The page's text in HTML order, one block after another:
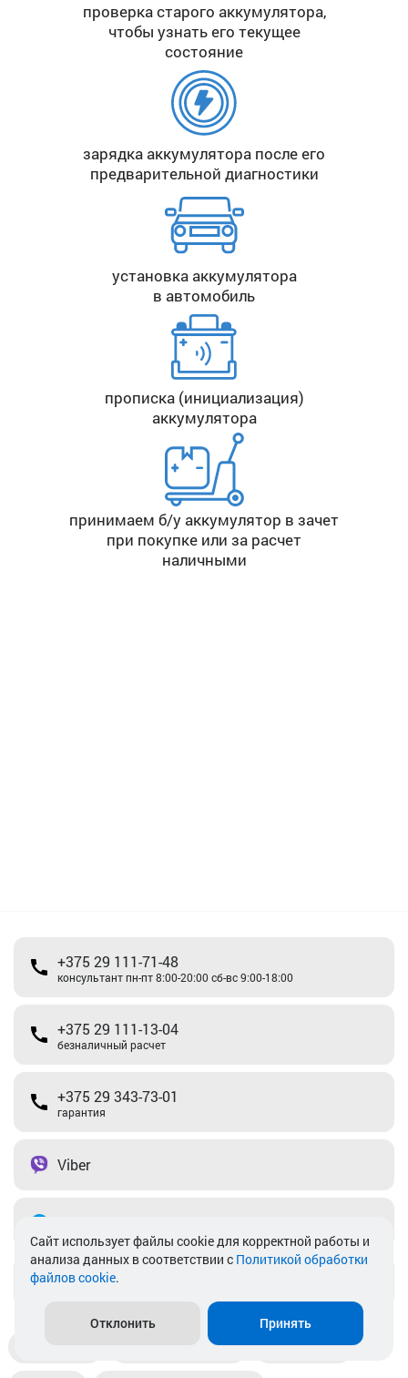
проверка старого аккумулятора,
чтобы узнать его текущее
состояние
зарядка аккумулятора после его
предварительной диагностики
установка аккумулятора
в автомобиль
прописка (инициализация)
аккумулятора
принимаем б/у аккумулятор в зачет
при покупке или за расчет
наличными
+375 29 111-71-48
консультант пн-пт 8:00-20:00 сб-вс 9:00-18:00
+375 29 111-13-04
безналичный расчет
+375 29 343-73-01
гарантия
Viber
info@akkamulik.by
Пункты выдачи Магазины
Cайт использует файлы cookie для корректной работы и
анализа данных в соответствии с Политикой обработки
файлов cookie.
Отклонить Принять